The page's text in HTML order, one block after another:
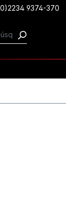
9374-370